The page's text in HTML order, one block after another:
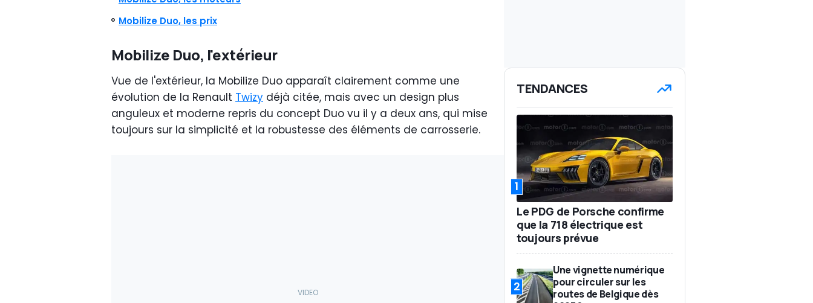
Mobilize Duo, les prix
Mobilize Duo, l'extérieur
Vue de l'extérieur, la Mobilize Duo apparaît clairement comme une
évolution de la Renault Twizy déjà citée, mais avec un design plus
anguleux et moderne repris du concept Duo vu il y a deux ans, qui mise
toujours sur la simplicité et la robustesse des éléments de carrosserie.
TENDANCES
1
Le PDG de Porsche confirme
que la 718 électrique est
toujours prévue
2
Une vignette numérique
pour circuler sur les
routes de Belgique dès